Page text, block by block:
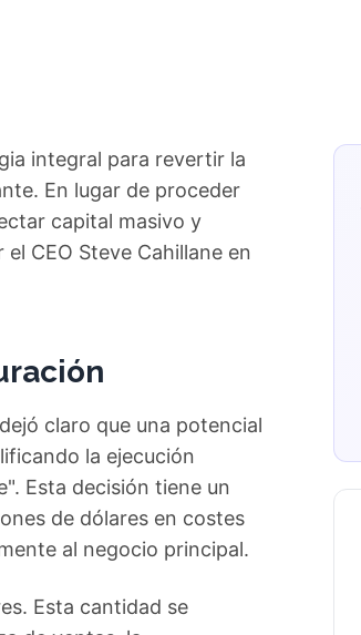
integral para revertir la
En lugar de proceder
capital masivo y
CEO Steve Cahillane en
claro que una potencial
la ejecución
Esta decisión tiene un
de dólares en costes
al negocio principal.
Esta cantidad se